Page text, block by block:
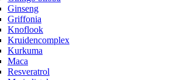
Ginseng
Griffonia
Knoflook
Kruidencomplex
Kurkuma
Maca
Resveratrol